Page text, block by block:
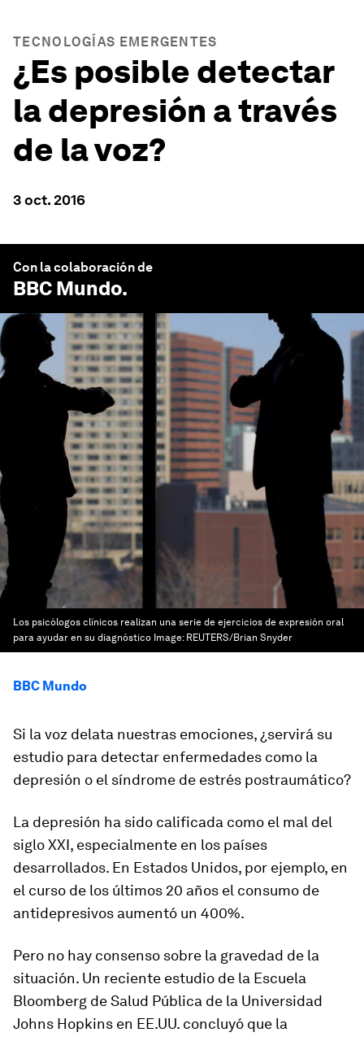
TECNOLOGÍAS EMERGENTES
¿Es posible detectar
la depresión a través
de la voz?
3 oct. 2016
Con la colaboración de
BBC Mundo.
Los psicólogos clínicos realizan una serie de ejercicios de expresión oral
para ayudar en su diagnóstico Image: REUTERS/Brian Snyder
BBC Mundo
Si la voz delata nuestras emociones, ¿servirá su
estudio para detectar enfermedades como la
depresión o el síndrome de estrés postraumático?
La depresión ha sido calificada como el mal del
siglo XXI, especialmente en los países
desarrollados. En Estados Unidos, por ejemplo, en
el curso de los últimos 20 años el consumo de
antidepresivos aumentó un 400%.
Pero no hay consenso sobre la gravedad de la
situación. Un reciente estudio de la Escuela
Bloomberg de Salud Pública de la Universidad
Johns Hopkins en EE.UU. concluyó que la